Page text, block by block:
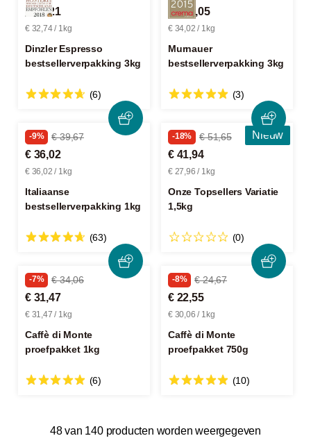
€ 98,21
€ 32,74 / 1kg
Dinzler Espresso
bestsellerverpakking 3kg
(6)
€ 102,05
€ 34,02 / 1kg
Murnauer
bestsellerverpakking 3kg
(3)
-9% € 39,67
€ 36,02
€ 36,02 / 1kg
Italiaanse
bestsellerverpakking 1kg
(63)
Nieuw
-18% € 51,65
€ 41,94
€ 27,96 / 1kg
Onze Topsellers Variatie
1,5kg
(0)
-7% € 34,06
€ 31,47
€ 31,47 / 1kg
Caffè di Monte
proefpakket 1kg
(6)
-8% € 24,67
€ 22,55
€ 30,06 / 1kg
Caffè di Monte
proefpakket 750g
(10)
48 van 140 producten worden weergegeven